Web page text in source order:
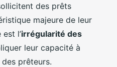
des prêts
majeure de leur
l’irrégularité des
leur capacité à
prêteurs.